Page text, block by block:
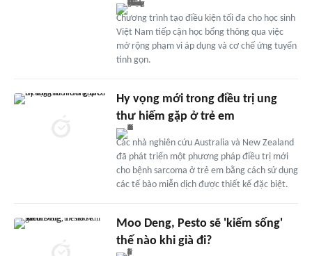
Chương trình tạo điều kiện tối đa cho học sinh
Việt Nam tiếp cận học bổng thông qua việc
mở rộng phạm vi áp dụng và cơ chế ứng tuyển
tinh gọn.
Hy vọng mới trong điều trị ung
thư hiếm gặp ở trẻ em
Các nhà nghiên cứu Australia và New Zealand
đã phát triển một phương pháp điều trị mới
cho bệnh sarcoma ở trẻ em bằng cách sử dụng
các tế bào miễn dịch được thiết kế đặc biệt.
Moo Deng, Pesto sẽ 'kiếm sống'
thế nào khi già đi?